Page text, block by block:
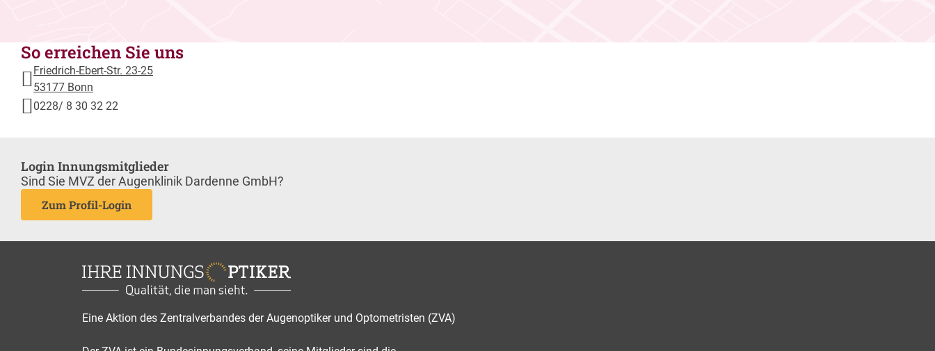
So erreichen Sie uns
Friedrich-Ebert-Str. 23-25
53177 Bonn
0228/ 8 30 32 22
Login Innungsmitglieder
Sind Sie MVZ der Augenklinik Dardenne GmbH?
Zum Profil-Login
Eine Aktion des Zentralverbandes der Augenoptiker und Optometristen (ZVA)